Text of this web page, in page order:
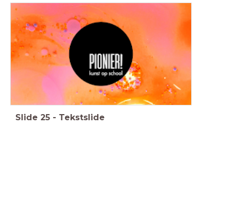
Slide 25 - Tekstslide